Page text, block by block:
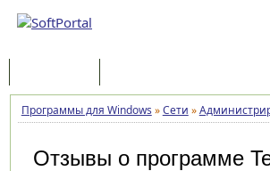
Программы для Windows »Сети »
Отзывы о программе